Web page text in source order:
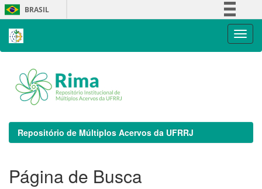
Skip
navigation
BRASIL
Repositório de Múltiplos Acervos da UFRRJ
Página de Busca